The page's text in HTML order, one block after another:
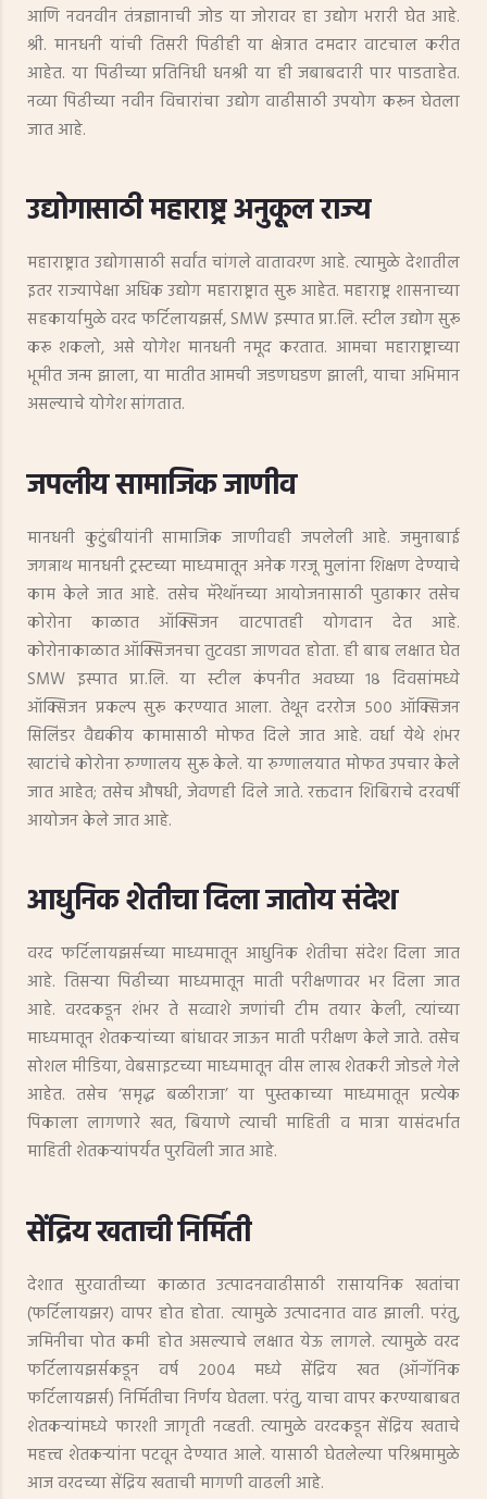
आणि नवनवीन तंत्रज्ञानाची जोड या जोरावर हा उद्योग भरारी घेत आहे.
श्री. मानधनी यांची तिसरी पिढीही या क्षेत्रात दमदार वाटचाल करीत
आहेत. या पिढीच्या प्रतिनिधी धनश्री या ही जबाबदारी पार पाडताहेत.
नव्या पिढीच्या नवीन विचारांचा उद्योग वाढीसाठी उपयोग करून घेतला
जात आहे.
उद्योगासाठी महाराष्ट्र अनुकूल राज्य
महाराष्ट्रात उद्योगासाठी सर्वांत चांगले वातावरण आहे. त्यामुळे देशातील
इतर राज्यापेक्षा अधिक उद्योग महाराष्ट्रात सुरू आहेत. महाराष्ट्र शासनाच्या
सहकार्यामुळे वरद फर्टिलायझर्स, SMW इस्पात प्रा.लि. स्टील उद्योग सुरू
करू शकलो, असे योगेश मानधनी नमूद करतात. आमचा महाराष्ट्राच्या
भूमीत जन्म झाला, या मातीत आमची जडणघडण झाली, याचा अभिमान
असल्याचे योगेश सांगतात.
जपलीय सामाजिक जाणीव
मानधनी कुटुंबीयांनी सामाजिक जाणीवही जपलेली आहे. जमुनाबाई
जगन्नाथ मानधनी ट्रस्टच्या माध्यमातून अनेक गरजू मुलांना शिक्षण देण्याचे
काम केले जात आहे. तसेच मॅरेथॉनच्या आयोजनासाठी पुढाकार तसेच
कोरोना काळात ऑक्सिजन वाटपातही योगदान देत आहे.
कोरोनाकाळात ऑक्सिजनचा तुटवडा जाणवत होता. ही बाब लक्षात घेत
SMW इस्पात प्रा.लि. या स्टील कंपनीत अवघ्या १८ दिवसांमध्ये
ऑक्सिजन प्रकल्प सुरू करण्यात आला. तेथून दररोज ५०० ऑक्सिजन
सिलिंडर वैद्यकीय कामासाठी मोफत दिले जात आहे. वर्धा येथे शंभर
खाटांचे कोरोना रुग्णालय सुरू केले. या रुग्णालयात मोफत उपचार केले
जात आहेत; तसेच औषधी, जेवणही दिले जाते. रक्तदान शिबिराचे दरवर्षी
आयोजन केले जात आहे.
आधुनिक शेतीचा दिला जातोय संदेश
वरद फर्टिलायझर्सच्या माध्यमातून आधुनिक शेतीचा संदेश दिला जात
आहे. तिसऱ्या पिढीच्या माध्यमातून माती परीक्षणावर भर दिला जात
आहे. वरदकडून शंभर ते सव्वाशे जणांची टीम तयार केली, त्यांच्या
माध्यमातून शेतकऱ्यांच्या बांधावर जाऊन माती परीक्षण केले जाते. तसेच
सोशल मीडिया, वेबसाइटच्या माध्यमातून वीस लाख शेतकरी जोडले गेले
आहेत. तसेच ‘समृद्ध बळीराजा’ या पुस्तकाच्या माध्यमातून प्रत्येक
पिकाला लागणारे खत, बियाणे त्याची माहिती व मात्रा यासंदर्भात
माहिती शेतकऱ्यांपर्यंत पुरविली जात आहे.
सेंद्रिय खताची निर्मिती
देशात सुरवातीच्या काळात उत्पादनवाढीसाठी रासायनिक खतांचा
(फर्टिलायझर) वापर होत होता. त्यामुळे उत्पादनात वाढ झाली. परंतु,
जमिनीचा पोत कमी होत असल्याचे लक्षात येऊ लागले. त्यामुळे वरद
फर्टिलायझर्सकडून वर्ष २००४ मध्ये सेंद्रिय खत (ऑर्‍गॅनिक
फर्टिलायझर्स) निर्मितीचा निर्णय घेतला. परंतु, याचा वापर करण्याबाबत
शेतकऱ्यांमध्ये फारशी जागृती नव्हती. त्यामुळे वरदकडून सेंद्रिय खताचे
महत्त्व शेतकऱ्यांना पटवून देण्यात आले. यासाठी घेतलेल्या परिश्रमामुळे
आज वरदच्या सेंद्रिय खताची मागणी वाढली आहे.